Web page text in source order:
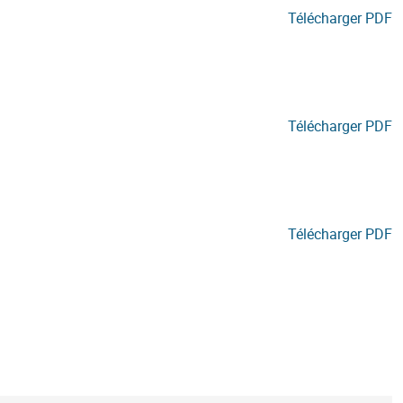
Télécharger PDF
Télécharger PDF
Télécharger PDF